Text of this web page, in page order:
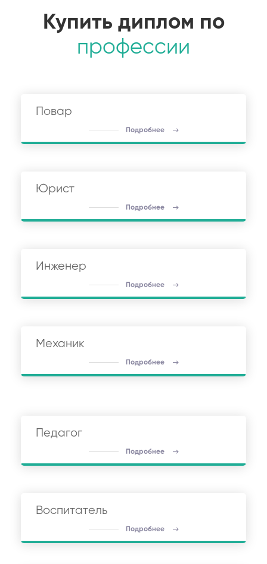
Купить диплом по
профессии
Повар
Подробнее
Юрист
Подробнее
Инженер
Подробнее
Механик
Подробнее
Педагог
Подробнее
Воспитатель
Подробнее